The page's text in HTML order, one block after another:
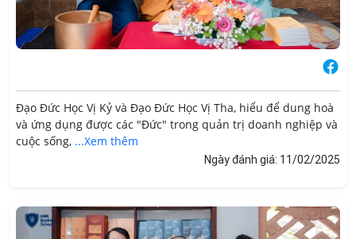
Đạo Đức Học Vị Kỷ và Đạo Đức Học Vị Tha, hiểu để dung hoà
và ứng dụng được các "Đức" trong quản trị doanh nghiệp và
cuộc sống, ...Xem thêm
Ngày đánh giá: 11/02/2025